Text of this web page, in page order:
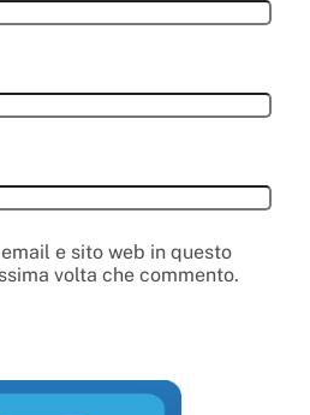
e sito web in questo
volta che commento.